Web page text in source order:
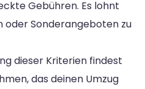
Gebühren. Es lohnt
oder Sonderangeboten zu
dieser Kriterien findest
das deinen Umzug